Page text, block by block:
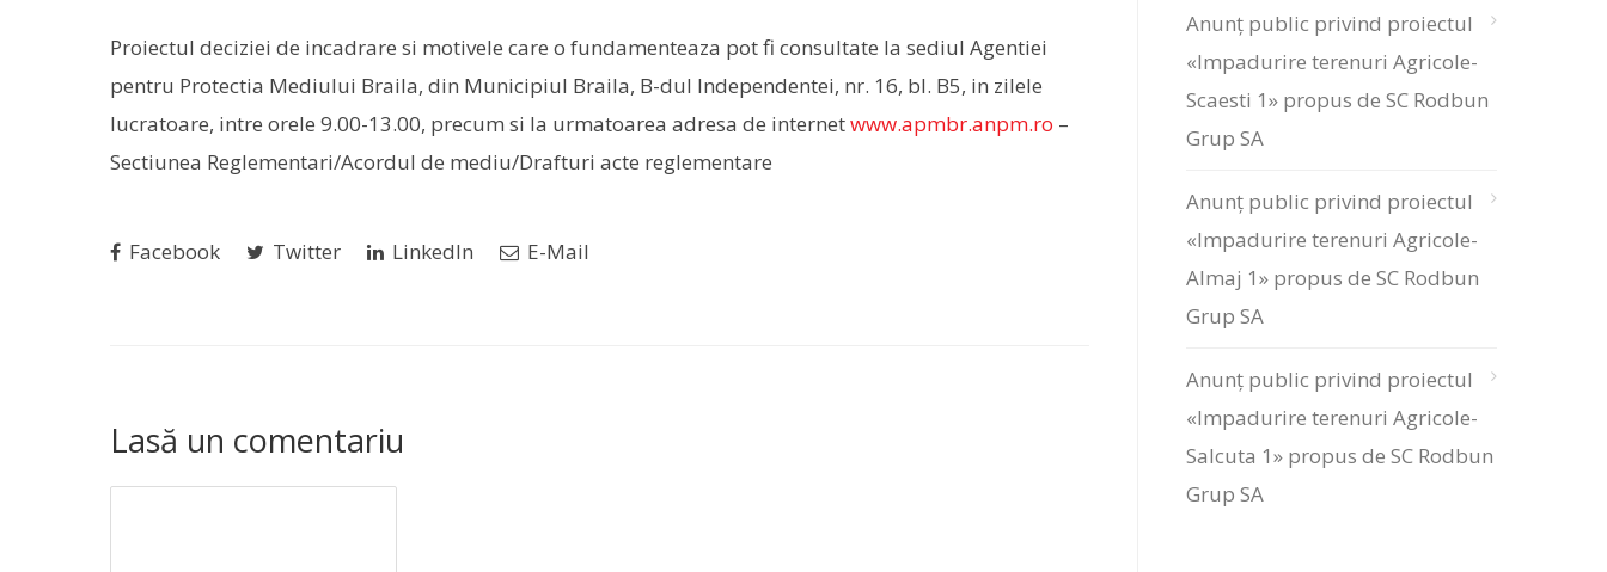
Proiectul deciziei de incadrare si motivele care o fundamenteaza pot fi consultate la sediul Agentiei
pentru Protectia Mediului Braila, din Municipiul Braila, B-dul Independentei, nr. 16, bl. B5, in zilele
lucratoare, intre orele 9.00-13.00, precum si la urmatoarea adresa de internetwww.apmbr.anpm.ro –
Sectiunea Reglementari/Acordul de mediu/Drafturi acte reglementare
Facebook Twitter LinkedIn E-Mail
Lasă un comentariu
Anunț public privind proiectul
«Impadurire terenuri Agricole-
Scaesti 1» propus de SC Rodbun
Grup SA
Anunț public privind proiectul
«Impadurire terenuri Agricole-
Almaj 1» propus de SC Rodbun
Grup SA
Anunț public privind proiectul
«Impadurire terenuri Agricole-
Salcuta 1» propus de SC Rodbun
Grup SA